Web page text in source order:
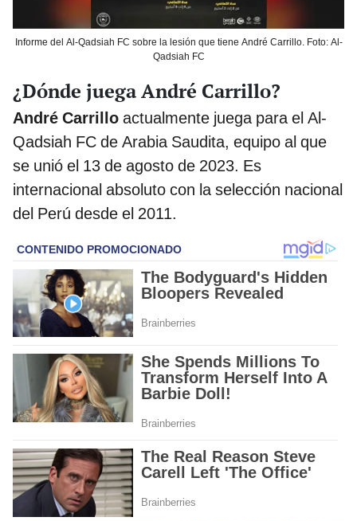
Informe del Al-Qadsiah FC sobre la lesión que tiene André Carrillo. Foto: Al-
Qadsiah FC
¿Dónde juega André Carrillo?
André Carrillo actualmente juega para el Al-
Qadsiah FC de Arabia Saudita, equipo al que
se unió el 13 de agosto de 2023. Es
internacional absoluto con la selección nacional
del Perú desde el 2011.